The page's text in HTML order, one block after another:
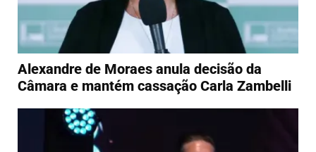
Alexandre de Moraes anula decisão da
Câmara e mantém cassação Carla Zambelli